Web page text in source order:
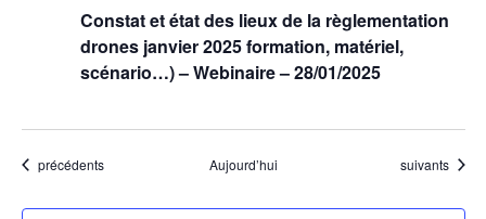
Constat et état des lieux de la règlementation
drones janvier 2025 formation, matériel,
scénario…) – Webinaire – 28/01/2025
Évènements
précédents Aujourd’hui Évènements
suivants